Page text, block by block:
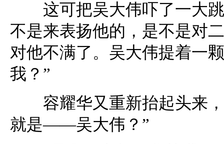
这可把吴大伟吓了一大跳
不是来表扬他的，是不是对
对他不满了。吴大伟提着一
我？”
容耀华又重新抬起头来，
就是——吴大伟？”